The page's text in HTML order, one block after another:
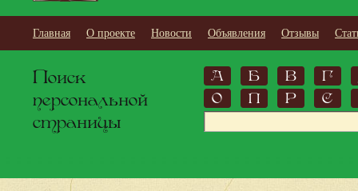
Главная О проекте Новости Объявления Отзывы
Поиск
персональной
страницы
А Б В
Г
О
П Р С